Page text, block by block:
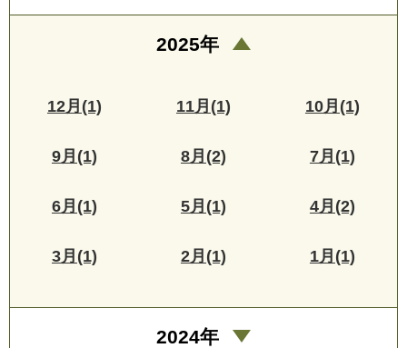
2025年
12月(1) 11月(1) 10月(1)
9月(1) 8月(2) 7月(1)
6月(1) 5月(1) 4月(2)
3月(1) 2月(1) 1月(1)
2024年